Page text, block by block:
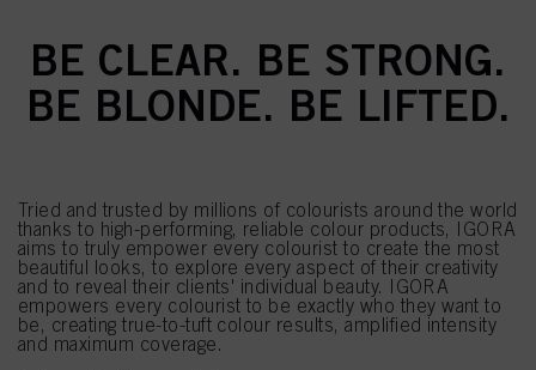
BE CLEAR. BE STRONG.
BE BLONDE. BE LIFTED.
Tried and trusted by millions of colourists around the world
thanks to high-performing, reliable colour products, IGORA
aims to truly empower every colourist to create the most
beautiful looks, to explore every aspect of their creativity
and to reveal their clients' individual beauty. IGORA
empowers every colourist to be exactly who they want to
be, creating true-to-tuft colour results, amplified intensity
and maximum coverage.